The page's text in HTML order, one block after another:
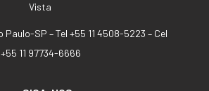
Vista
Paulo-SP –Tel +55 11 4508-5223 – Cel
+55 11 97734-6666